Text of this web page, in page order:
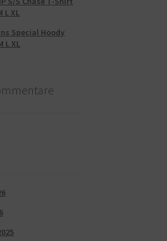
L XL
Special Hoody
L XL